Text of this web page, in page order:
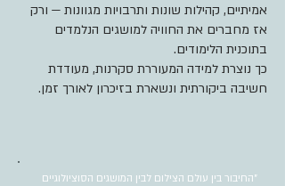
אמיתיים, קהילות שונות ותרבויות מגוונות — ורק
אז מחברים את החוויה למושגים הנלמדים
בתוכנית הלימודים.
כך נוצרת למידה המעוררת סקרנות, מעודדת
חשיבה ביקורתית ונשארת בזיכרון לאורך זמן.
"החיבור בין עולם הצילום לבין המושגים הסוציולוגיים